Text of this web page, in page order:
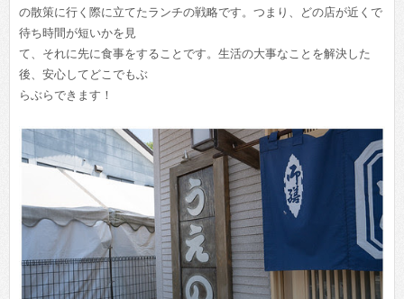
の散策に行く際に立てたランチの戦略です。つまり、どの店が近くで
待ち時間が短いかを見
て、それに先に食事をすることです。生活の大事なことを解決した
後、安心してどこでもぶ
らぶらできます！